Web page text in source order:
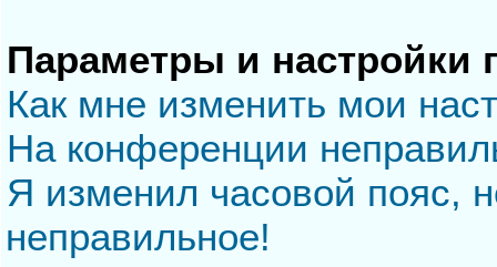
Параметры и настройки
Как мне изменить мои
На конференции
Я изменил часовой пояс,
неправильное!